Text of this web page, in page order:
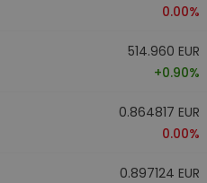
0.00%
514.960 EUR
+0.90%
0.864817 EUR
0.00%
0.897124 EUR